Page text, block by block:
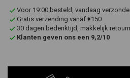
Voor 19:00 besteld, vandaag
Gratis verzending vanaf €150
30 dagen bedenktijd, makkelijk
Klanten geven ons een 9,2/10